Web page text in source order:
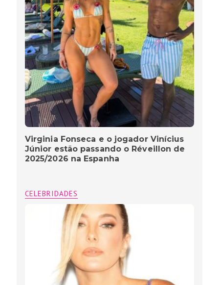
Virginia Fonseca e o jogador Vinícius
Júnior estão passando o Réveillon de
2025/2026 na Espanha
CELEBRIDADES